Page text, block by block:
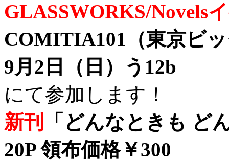
GLASSWORKS/Novels
COMITIA101（東京ビ
9月2日（日）う12b
にて参加します！
新刊
「どんなときも ど
20P 領布価格￥300